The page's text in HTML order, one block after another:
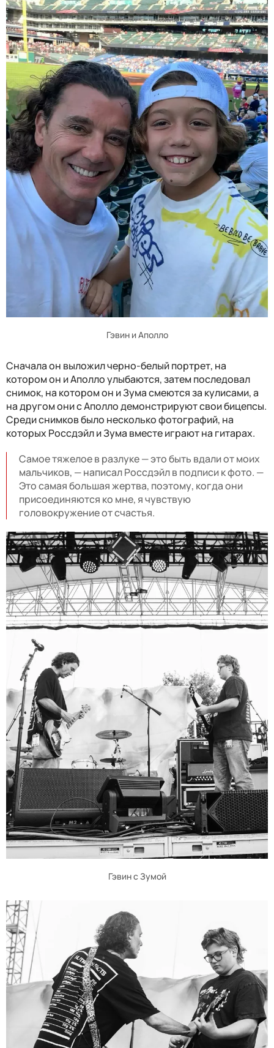
Гэвин и Аполло
Сначала он выложил черно-белый портрет, на
котором он и Аполло улыбаются, затем последовал
снимок, на котором он и Зума смеются за кулисами, а
на другом они с Аполло демонстрируют свои бицепсы.
Среди снимков было несколько фотографий, на
которых Россдэйл и Зума вместе играют на гитарах.
Самое тяжелое в разлуке — это быть вдали от моих
мальчиков, — написал Россдэйл в подписи к фото. —
Это самая большая жертва, поэтому, когда они
присоединяются ко мне, я чувствую
головокружение от счастья.
Гэвин с Зумой